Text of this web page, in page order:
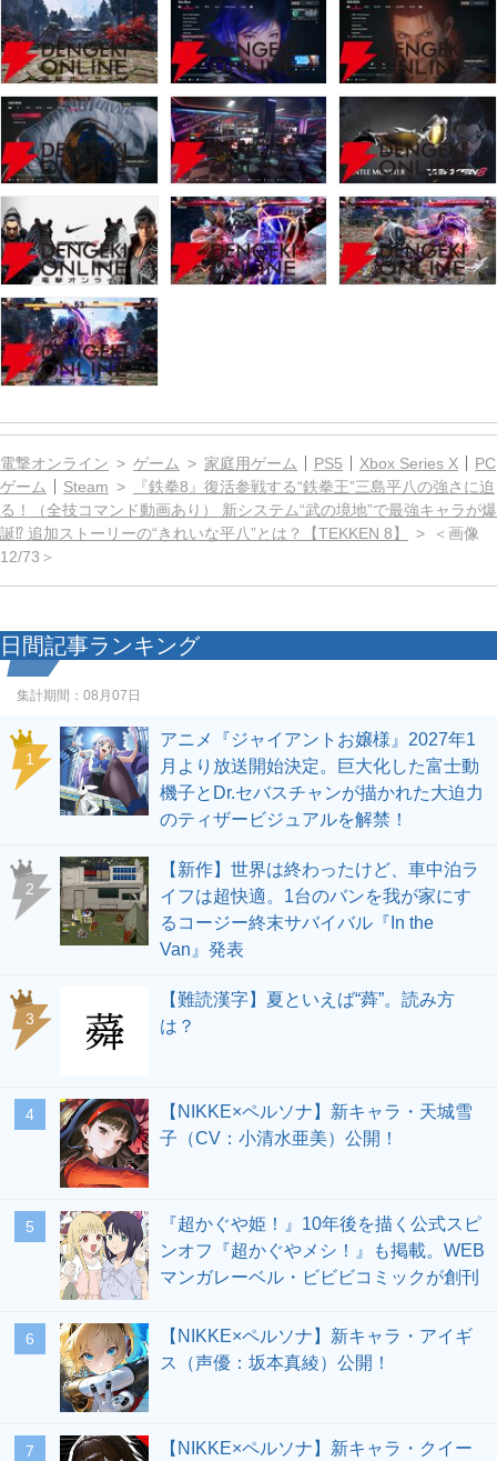
電撃オンライン ゲーム 家庭用ゲーム PS5 Xbox Series X
PC
ゲーム
Steam
『鉄拳8』復活参戦する“鉄拳王”三島平八の強さに迫
る！（全技コマンド動画あり） 新システム“武の境地”で最強キャラが爆
誕⁉ 追加ストーリーの“きれいな平八”とは？【TEKKEN 8】
＜画像
12/73＞
日間記事ランキング
集計期間： 08月07日
1
アニメ『ジャイアントお嬢様』2027年1
月より放送開始決定。巨大化した富士動
機子とDr.セバスチャンが描かれた大迫力
のティザービジュアルを解禁！
2
【新作】世界は終わったけど、車中泊ラ
イフは超快適。1台のバンを我が家にす
るコージー終末サバイバル『In the
Van』発表
3
【難読漢字】夏といえば“蕣”。読み方
は？
4
【NIKKE×ペルソナ】新キャラ・天城雪
子（CV：小清水亜美）公開！
5
『超かぐや姫！』10年後を描く公式スピ
ンオフ『超かぐやメシ！』も掲載。WEB
マンガレーベル・ビビビコミックが創刊
6
【NIKKE×ペルソナ】新キャラ・アイギ
ス（声優：坂本真綾）公開！
7
【NIKKE×ペルソナ】新キャラ・クイー